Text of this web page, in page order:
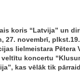
koris “Latvija” un
27. novembrī,
lielmeistara Pētera
koncertu
kas vēlāk tik